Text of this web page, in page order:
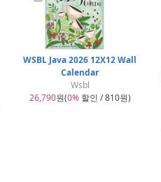
WSBL Java 2026 12X12 Wall
Calendar
Wsbl
26,790원(0%할인 / 810원)